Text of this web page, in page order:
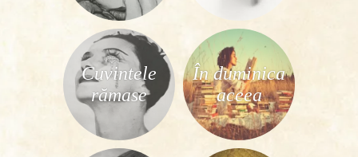
Cuvintele
rămase
În duminica
aceea